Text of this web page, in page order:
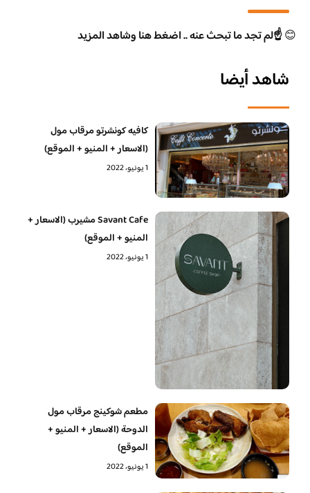
😊☝️لم تجد ما تبحث عنه .. اضغط هنا وشاهد المزيد
شاهد أيضا
كافيه كونشرتو مرقاب مول
(الاسعار + المنيو + الموقع)
1 يونيو، 2022
Savant Cafe مشيرب (الاسعار +
المنيو + الموقع)
1 يونيو، 2022
مطعم شوكينج مرقاب مول
الدوحة (الاسعار + المنيو +
الموقع)
1 يونيو، 2022